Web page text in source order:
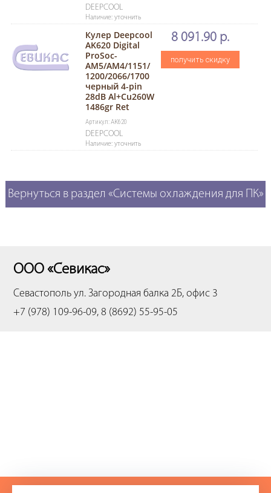
DEEPCOOL
Наличие: уточнить
Кулер Deepcool
AK620 Digital
ProSoc-
AM5/AM4/1151/
1200/2066/1700
черный 4-pin
28dB Al+Cu260W
1486gr Ret
Артикул: AK620
DEEPCOOL
Наличие: уточнить
8 091.90 р.
получить скидку
Вернуться в раздел «Системы охлаждения для ПК»
ООО «Севикас»
Севастополь ул. Загородная балка 2Б, офис 3
+7 (978) 109-96-09, 8 (8692) 55-95-05